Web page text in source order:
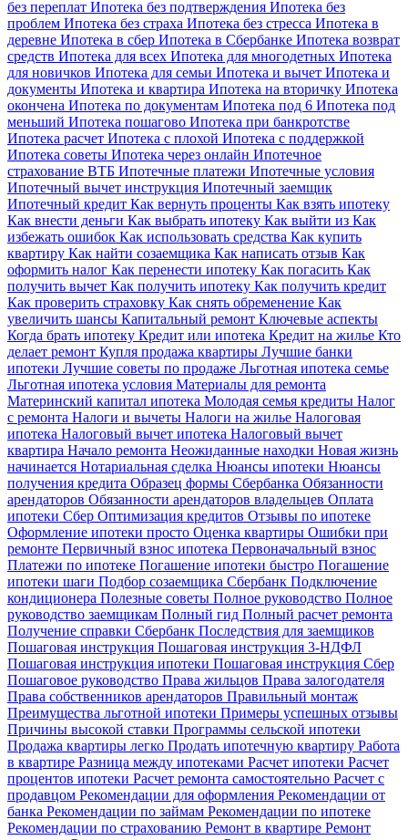
без переплат Ипотека без подтверждения Ипотека без
проблем Ипотека без страха Ипотека без стресса Ипотека в
деревне Ипотека в сбер Ипотека в Сбербанке Ипотека возврат
средств Ипотека для всех Ипотека для многодетных Ипотека
для новичков Ипотека для семьи Ипотека и вычет Ипотека и
документы Ипотека и квартира Ипотека на вторичку Ипотека
окончена Ипотека по документам Ипотека под 6 Ипотека под
меньший Ипотека пошагово Ипотека при банкротстве
Ипотека расчет Ипотека с плохой Ипотека с поддержкой
Ипотека советы Ипотека через онлайн Ипотечное
страхование ВТБ Ипотечные платежи Ипотечные условия
Ипотечный вычет инструкция Ипотечный заемщик
Ипотечный кредит Как вернуть проценты Как взять ипотеку
Как внести деньги Как выбрать ипотеку Как выйти из Как
избежать ошибок Как использовать средства Как купить
квартиру Как найти созаемщика Как написать отзыв Как
оформить налог Как перенести ипотеку Как погасить Как
получить вычет Как получить ипотеку Как получить кредит
Как проверить страховку Как снять обременение Как
увеличить шансы Капитальный ремонт Ключевые аспекты
Когда брать ипотеку Кредит или ипотека Кредит на жилье Кто
делает ремонт Купля продажа квартиры Лучшие банки
ипотеки Лучшие советы по продаже Льготная ипотека семье
Льготная ипотека условия Материалы для ремонта
Материнский капитал ипотека Молодая семья кредиты Налог
с ремонта Налоги и вычеты Налоги на жилье Налоговая
ипотека Налоговый вычет ипотека Налоговый вычет
квартира Начало ремонта Неожиданные находки Новая жизнь
начинается Нотариальная сделка Нюансы ипотеки Нюансы
получения кредита Образец формы Сбербанка Обязанности
арендаторов Обязанности арендаторов владельцев Оплата
ипотеки Сбер Оптимизация кредитов Отзывы по ипотеке
Оформление ипотеки просто Оценка квартиры Ошибки при
ремонте Первичный взнос ипотека Первоначальный взнос
Платежи по ипотеке Погашение ипотеки быстро Погашение
ипотеки шаги Подбор созаемщика Сбербанк Подключение
кондиционера Полезные советы Полное руководство Полное
руководство заемщикам Полный гид Полный расчет ремонта
Получение справки Сбербанк Последствия для заемщиков
Пошаговая инструкция Пошаговая инструкция 3-НДФЛ
Пошаговая инструкция ипотеки Пошаговая инструкция Сбер
Пошаговое руководство Права жильцов Права залогодателя
Права собственников арендаторов Правильный монтаж
Преимущества льготной ипотеки Примеры успешных отзывы
Причины высокой ставки Программы сельской ипотеки
Продажа квартиры легко Продать ипотечную квартиру Работа
в квартире Разница между ипотеками Расчет ипотеки Расчет
процентов ипотеки Расчет ремонта самостоятельно Расчет с
продавцом Рекомендации для оформления Рекомендации от
банка Рекомендации по займам Рекомендации по ипотеке
Рекомендации по страхованию Ремонт в квартире Ремонт